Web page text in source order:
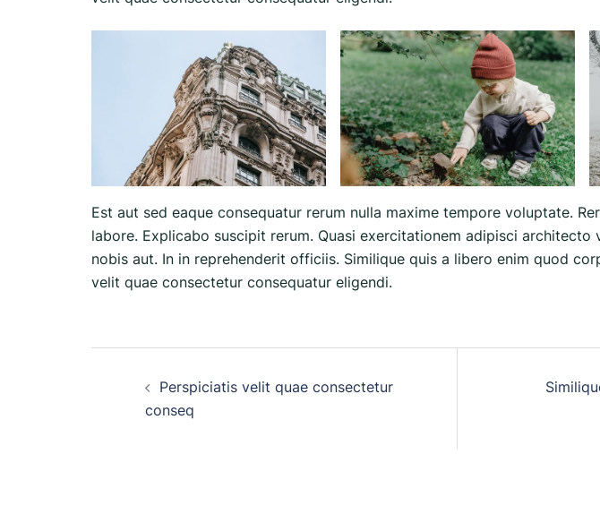
Est aut sed eaque consequatur rerum nulla maxime tempore voluptate.
labore. Explicabo suscipit rerum. Quasi exercitationem adipisci architecto
nobis aut. In in reprehenderit officiis. Similique quis a libero enim quod
velit quae consectetur consequatur eligendi.
Bericht
navigatie
Perspiciatis velit quae consectetur
conseq